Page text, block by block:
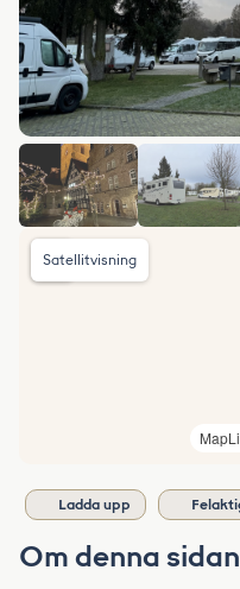
Satellitvisning
Ladda upp
Om denna sidan